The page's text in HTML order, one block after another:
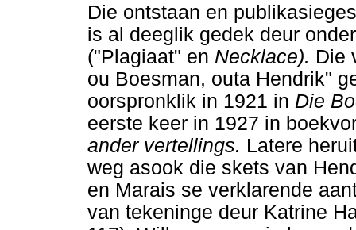
Die ontstaan en
is al deeglik gedek deur
("Plagiaat" en Necklace). Die
ou Boesman, outa Hendrik"
oorspronklik in 1921 in Die
eerste keer in 1927 in
ander vertellings. Latere
weg asook die skets van
en Marais se verklarende
van tekeninge deur Katrine